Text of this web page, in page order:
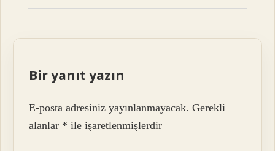
Bir yanıt yazın
E-posta adresiniz yayınlanmayacak. Gerekli
alanlar * ile işaretlenmişlerdir